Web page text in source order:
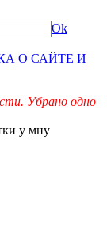
Ok
О САЙТЕ И
Убрано одно
у мну